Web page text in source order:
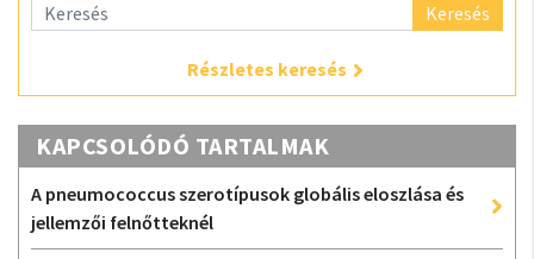
Keresés
Részletes keresés
KAPCSOLÓDÓ TARTALMAK
A pneumococcus szerotípusok globális eloszlása és
jellemzői felnőtteknél